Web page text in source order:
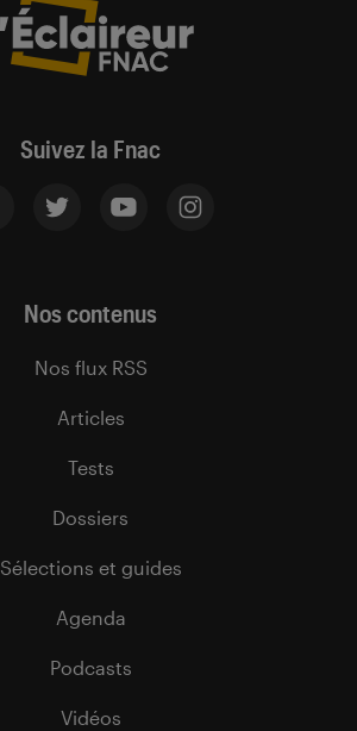
Suivez la Fnac
Nos contenus
Nos flux RSS
Articles
Tests
Dossiers
Sélections et guides
Agenda
Podcasts
Vidéos